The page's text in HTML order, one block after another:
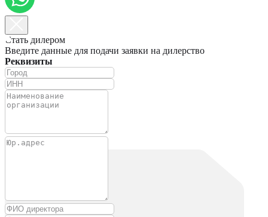
Стать дилером
Введите данные для подачи заявки на дилерство
Реквизиты